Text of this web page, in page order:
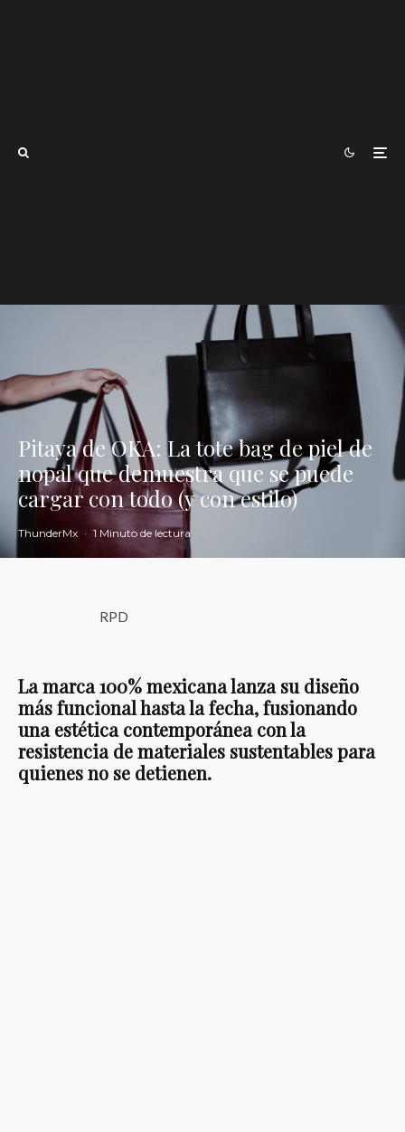
Pitaya de OKA: La tote bag de piel de
nopal que demuestra que se puede
cargar con todo (y con estilo)
ThunderMx · 1 Minuto de lectura
RPD
La marca 100% mexicana lanza su diseño
más funcional hasta la fecha, fusionando
una estética contemporánea con la
resistencia de materiales sustentables para
quienes no se detienen.